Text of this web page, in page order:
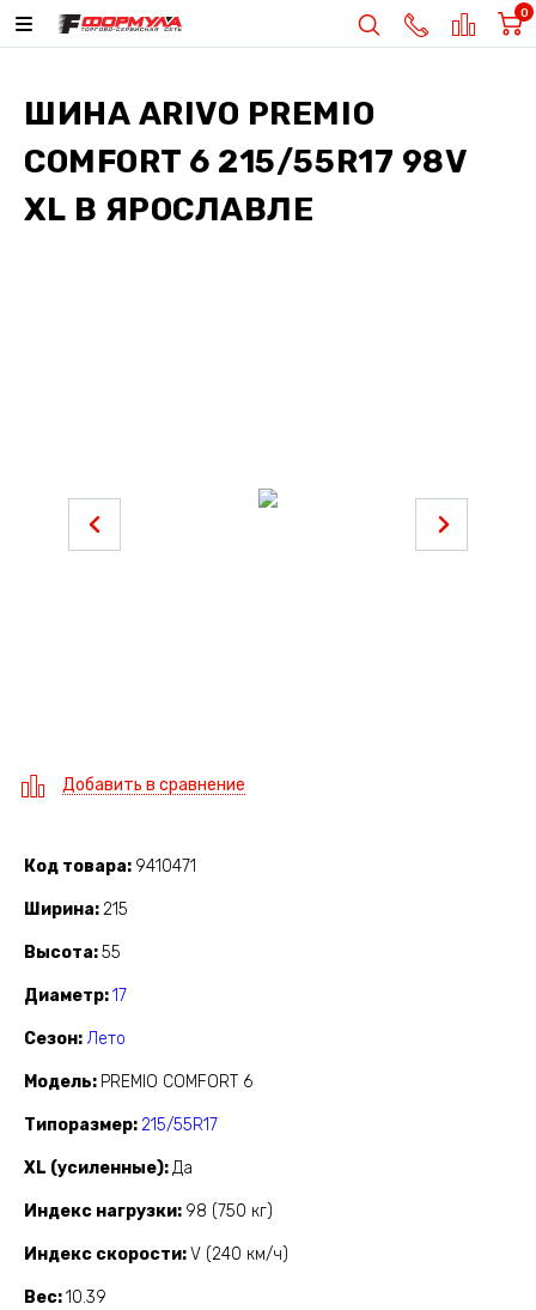
0
ШИНА ARIVO PREMIO
COMFORT 6 215/55R17 98V
XL В ЯРОСЛАВЛЕ
Добавить в сравнение
Код товара 9410471
Ширина 215
Высота 55
Диаметр 17
Сезон Лето
Модель PREMIO COMFORT 6
Типоразмер 215/55R17
XL (усиленные) Да
Индекс нагрузки 98 (750 кг)
Индекс скорости V (240 км/ч)
Вес 10.39